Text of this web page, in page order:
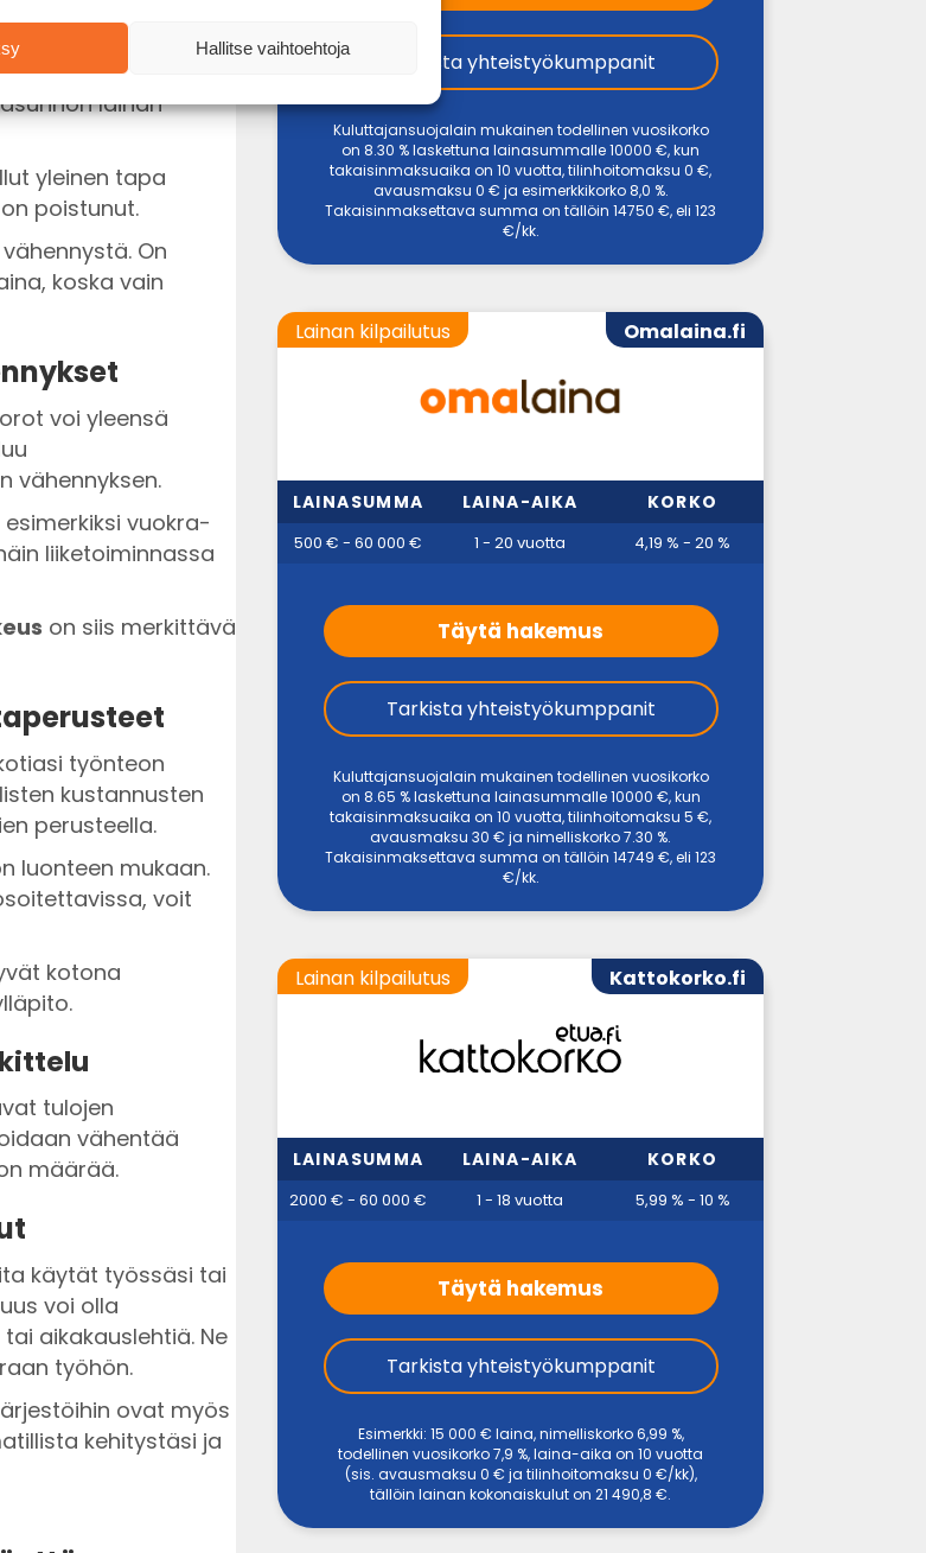
Hallitse vaihtoehtoja
enää vuodesta
lainan
yleinen tapa
poistunut.
On
koska vain
voi yleensä
vähennyksen.
vuokra-
liiketoiminnassa
on siis merkittävä
työnteon
kustannusten
perusteella.
luonteen mukaan.
voit
kotona
tulojen
vähentää
määrää.
käytät työssäsi tai
voi olla
aikakauslehtiä. Ne
työhön.
ovat myös
kehitystäsi ja
Tarkista yhteistyökumppanit
Kuluttajansuojalain mukainen todellinen vuosikorko
on 8.30 % laskettuna lainasummalle 10000 €, kun
takaisinmaksuaika on 10 vuotta, tilinhoitomaksu 0 €,
avausmaksu 0 € ja esimerkkikorko 8,0 %.
Takaisinmaksettava summa on tällöin 14750 €, eli 123
€/kk.
Omalaina.fi
Lainan kilpailutus
LAINASUMMA LAINA-AIKA KORKO
500 € - 60 000 € 1 - 20 vuotta 4,19 % - 20 %
Täytä hakemus
Tarkista yhteistyökumppanit
Kuluttajansuojalain mukainen todellinen vuosikorko
on 8.65 % laskettuna lainasummalle 10000 €, kun
takaisinmaksuaika on 10 vuotta, tilinhoitomaksu 5 €,
avausmaksu 30 € ja nimelliskorko 7.30 %.
Takaisinmaksettava summa on tällöin 14749 €, eli 123
€/kk.
Kattokorko.fi
Lainan kilpailutus
LAINASUMMA LAINA-AIKA KORKO
2000 € - 60 000 € 1 - 18 vuotta 5,99 % - 10 %
Täytä hakemus
Tarkista yhteistyökumppanit
Esimerkki: 15 000 € laina, nimelliskorko 6,99 %,
todellinen vuosikorko 7,9 %, laina-aika on 10 vuotta
(sis. avausmaksu 0 € ja tilinhoitomaksu 0 €/kk),
tällöin lainan kokonaiskulut on 21 490,8 €.